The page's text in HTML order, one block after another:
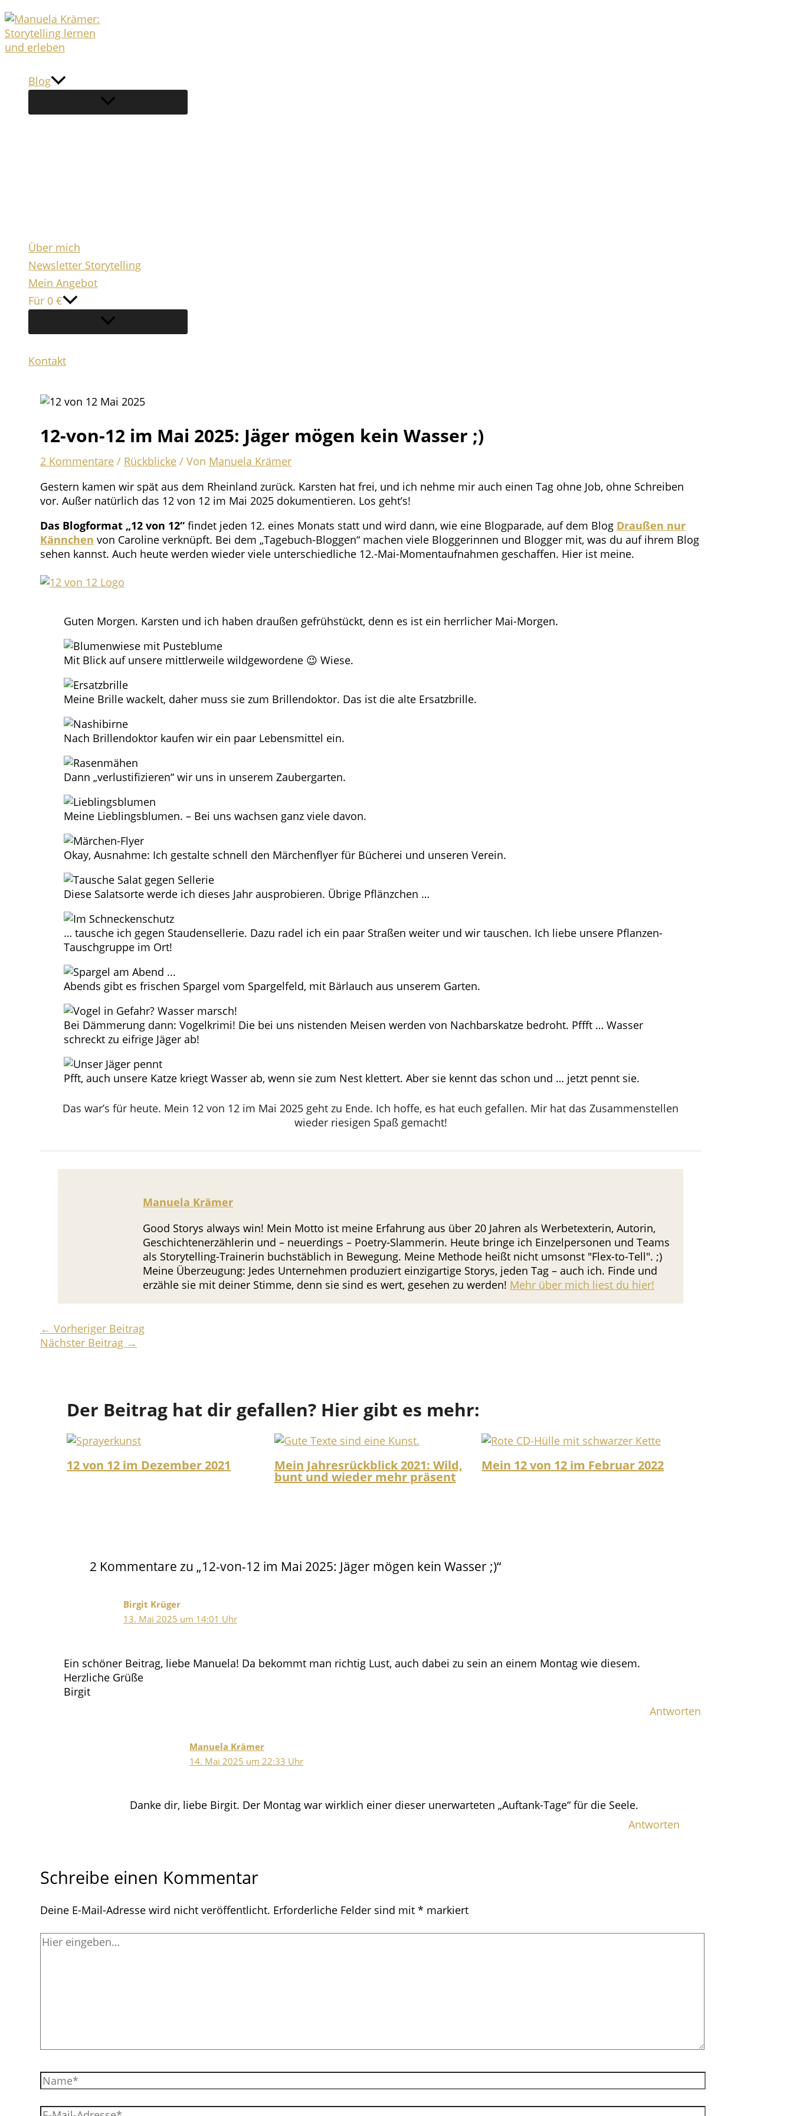
Zum
Inhalt
springen
Blog
Über mich
Newsletter Storytelling
Mein Angebot
Für 0 €
Kontakt
12-von-12 im Mai 2025: Jäger mögen kein Wasser ;)
2 Kommentare / Rückblicke / Von Manuela Krämer
Gestern kamen wir spät aus dem Rheinland zurück. Karsten hat frei, und ich nehme mir auch einen Tag ohne Job, ohne Schreiben
vor. Außer natürlich das 12 von 12 im Mai 2025 dokumentieren. Los geht’s!
Das Blogformat „12 von 12“ findet jeden 12. eines Monats statt und wird dann, wie eine Blogparade, auf dem Blog Draußen nur
Kännchen von Caroline verknüpft. Bei dem „Tagebuch-Bloggen“ machen viele Bloggerinnen und Blogger mit, was du auf ihrem Blog
sehen kannst. Auch heute werden wieder viele unterschiedliche 12.-Mai-Momentaufnahmen geschaffen. Hier ist meine.
Guten Morgen. Karsten und ich haben draußen gefrühstückt, denn es ist ein herrlicher Mai-Morgen.
Mit Blick auf unsere mittlerweile wildgewordene 😉 Wiese.
Meine Brille wackelt, daher muss sie zum Brillendoktor. Das ist die alte Ersatzbrille.
Nach Brillendoktor kaufen wir ein paar Lebensmittel ein.
Dann „verlustifizieren“ wir uns in unserem Zaubergarten.
Meine Lieblingsblumen. – Bei uns wachsen ganz viele davon.
Okay, Ausnahme: Ich gestalte schnell den Märchenflyer für Bücherei und unseren Verein.
Diese Salatsorte werde ich dieses Jahr ausprobieren. Übrige Pflänzchen …
… tausche ich gegen Staudensellerie. Dazu radel ich ein paar Straßen weiter und wir tauschen. Ich liebe unsere Pflanzen-
Tauschgruppe im Ort!
Abends gibt es frischen Spargel vom Spargelfeld, mit Bärlauch aus unserem Garten.
Bei Dämmerung dann: Vogelkrimi! Die bei uns nistenden Meisen werden von Nachbarskatze bedroht. Pffft … Wasser
schreckt zu eifrige Jäger ab!
Pfft, auch unsere Katze kriegt Wasser ab, wenn sie zum Nest klettert. Aber sie kennt das schon und … jetzt pennt sie.
Das war’s für heute. Mein 12 von 12 im Mai 2025 geht zu Ende. Ich hoffe, es hat euch gefallen. Mir hat das Zusammenstellen
wieder riesigen Spaß gemacht!
Manuela Krämer
Good Storys always win! Mein Motto ist meine Erfahrung aus über 20 Jahren als Werbetexterin, Autorin,
Geschichtenerzählerin und – neuerdings – Poetry-Slammerin. Heute bringe ich Einzelpersonen und Teams
als Storytelling-Trainerin buchstäblich in Bewegung. Meine Methode heißt nicht umsonst "Flex-to-Tell". ;)
Meine Überzeugung: Jedes Unternehmen produziert einzigartige Storys, jeden Tag – auch ich. Finde und
erzähle sie mit deiner Stimme, denn sie sind es wert, gesehen zu werden! Mehr über mich liest du hier!
← Vorheriger Beitrag
Nächster Beitrag →
Der Beitrag hat dir gefallen? Hier gibt es mehr:
12 von 12 im Dezember 2021 Mein Jahresrückblick 2021: Wild,
bunt und wieder mehr präsent
Mein 12 von 12 im Februar 2022
2 Kommentare zu „12-von-12 im Mai 2025: Jäger mögen kein Wasser ;)“
Birgit Krüger
13. Mai 2025 um 14:01 Uhr
Ein schöner Beitrag, liebe Manuela! Da bekommt man richtig Lust, auch dabei zu sein an einem Montag wie diesem.
Herzliche Grüße
Birgit
Antworten
Manuela Krämer
14. Mai 2025 um 22:33 Uhr
Danke dir, liebe Birgit. Der Montag war wirklich einer dieser unerwarteten „Auftank-Tage“ für die Seele.
Antworten
Schreibe einen Kommentar
Deine E-Mail-Adresse wird nicht veröffentlicht. Erforderliche Felder sind mit * markiert
Hier
Name*
E-